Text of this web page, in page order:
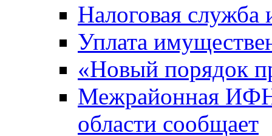
Налоговая служба
Уплата
«Новый порядок
Межрайонная
области сообщает